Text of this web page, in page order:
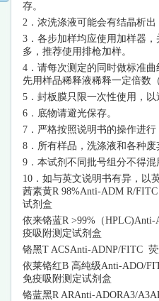
存。
2．浓洗涤液可能会有结晶析
3．各步加样均应使用加样器
多，推荐使用排枪加样。
4．请每次测定的同时做标准
先用样品稀释液稀释一定倍数
5．封板膜只限一次性使用，
6．底物请避光保存。
7．严格按照说明书的操作进
8．所有样品，洗涤液和各种
9．本试剂不同批号组分不得混
10．如与英文说明书有异，以
茜素黄R 98%Anti-ADM R/
试剂盒
依来铬蓝R >99%（
疫吸附测定试剂盒
铬黑T ACSAnti-ADNP/FITC
依莱铬红B 高纯级Anti-ADO/
免疫吸附测定试剂盒
铬蓝黑R ARAnti-ADORA3/